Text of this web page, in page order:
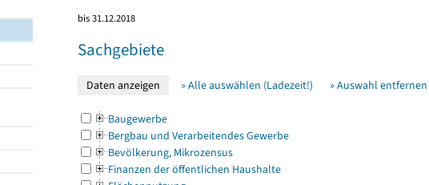
bis 31.12.2018
Sachgebiete
» Alle auswählen (Ladezeit!) » Auswahl entfernen
Baugewerbe
Bergbau und Verarbeitendes Gewerbe
Bevölkerung, Mikrozensus
Finanzen der öffentlichen Haushalte